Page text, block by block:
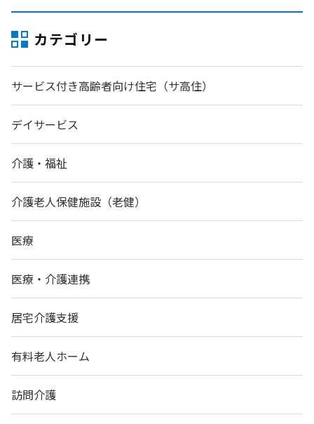
カテゴリー
サービス付き高齢者向け住宅（サ高住）
デイサービス
介護・福祉
介護老人保健施設（老健）
医療
医療・介護連携
居宅介護支援
有料老人ホーム
訪問介護